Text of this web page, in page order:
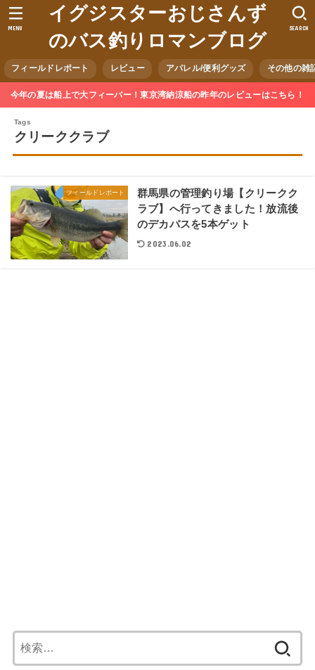
イグジスターおじさんず
のバス釣りロマンブログ
フィールドレポート レビュー アパレル/便利グッズ その他の雑
SEARCH
MENU
今年の夏は船上で大フィーバー！東京湾納涼船の昨年のレビューはこちら！
クリーククラブ
フィールドレポート
群馬県の管理釣り場【クリークク
ラブ】へ行ってきました！放流後
のデカバスを5本ゲット
2023.06.02
索: